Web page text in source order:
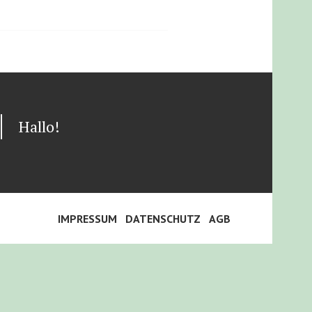
Hallo!
IMPRESSUM DATENSCHUTZ AGB